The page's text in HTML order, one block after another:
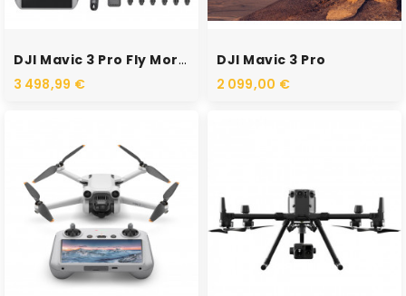
DJI Mavic 3 Pro Fly More...
3 498,99 €
DJI Mavic 3 Pro
2 099,00 €